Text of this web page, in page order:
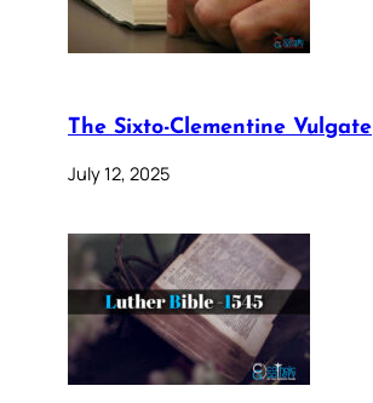
The Sixto-Clementine Vulgate
July 12, 2025